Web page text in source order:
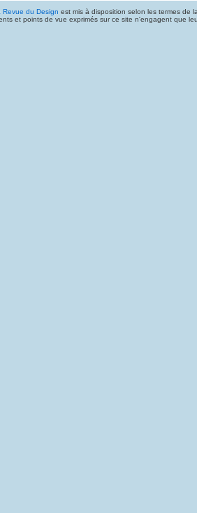
Revue du Design est mis à disposition selon les termes de
et points de vue exprimés sur ce site n'engagent que